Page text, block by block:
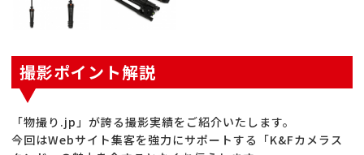
撮影ポイント解説
「物撮り.jp」が誇る撮影実績をご紹介いたします。
今回はWebサイト集客を強力にサポートする「K&Fカメラス